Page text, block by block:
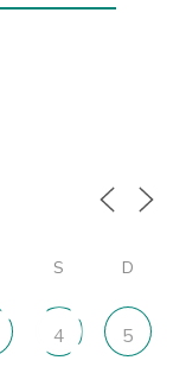
S D
4 5